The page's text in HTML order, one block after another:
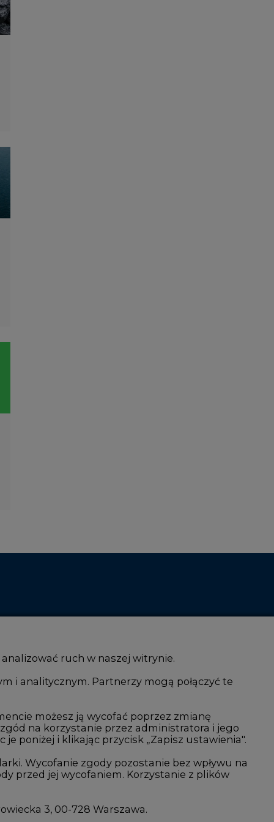
i IT
CO2
Fotowoltaika
Offshore wind
Magazyny energii
Zielone samorządy
ruch w naszej witrynie.
i analitycznym. Partnerzy mogą połączyć te
możesz ją wycofać poprzez zmianę
na korzystanie przez administratora i jego
poniżej i klikając przycisk „Zapisz ustawienia".
Wycofanie zgody pozostanie bez wpływu na
przed jej wycofaniem. Korzystanie z plików
3, 00-728 Warszawa.